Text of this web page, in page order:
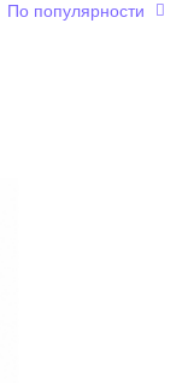
По популярности